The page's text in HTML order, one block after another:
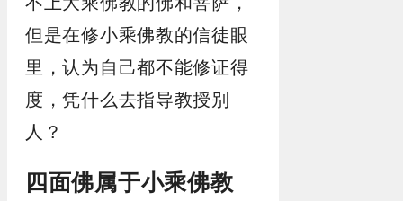
但是在修小乘佛教的信徒眼
里，认为自己都不能修证得
度，凭什么去指导教授别
人？
四面佛属于小乘佛教